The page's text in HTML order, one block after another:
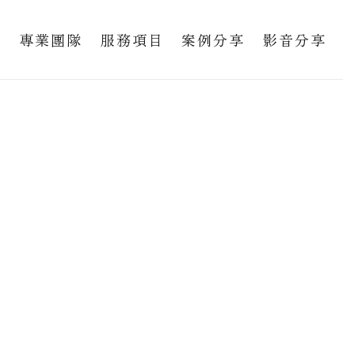
專業團隊 服務項目 案例分享 影音分享